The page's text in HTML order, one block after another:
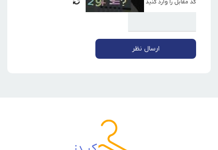
کد مقابل را وارد کنید
ارسال نظر